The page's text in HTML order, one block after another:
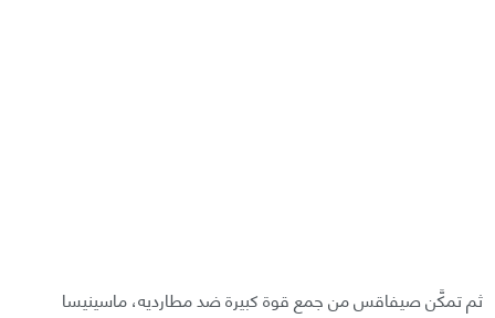
ثم تمكَّن صيفاقس من جمع قوة كبيرة ضد مطارديه، ماسينيسا